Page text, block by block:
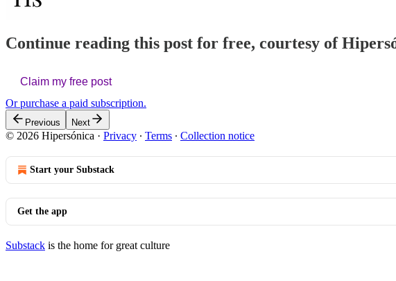
Continue reading this post for free, courtesy of
Claim my free post
Or purchase a paid subscription.
Previous Next
© 2026 Hipersónica · Privacy ∙ Terms ∙ Collection notice
Start your Substack
Get the app
Substack is the home for great culture